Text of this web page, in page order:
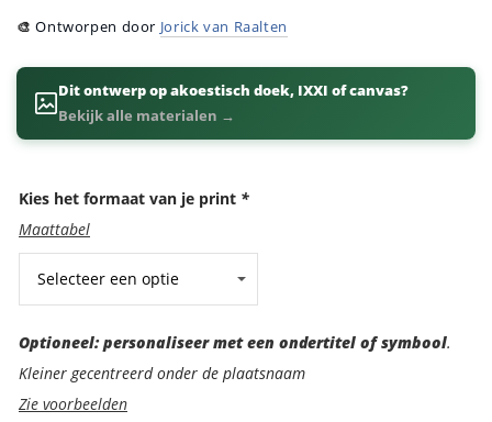
🎨Ontworpen door Jorick van Raalten
Dit ontwerp op akoestisch doek, IXXI of canvas?
Bekijk alle materialen →
Kies het formaat van je print *
Maattabel
Optioneel:
personaliseer
met
Optioneel: personaliseer met een ondertitel of symbool.
Kleiner gecentreerd onder de plaatsnaam
Zie voorbeelden